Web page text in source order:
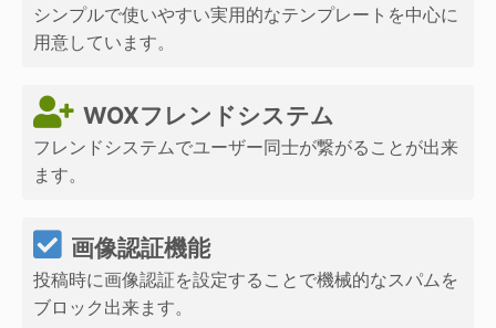
シンプルで使いやすい実用的なテンプレートを中心に
用意しています。
WOXフレンドシステム
フレンドシステムでユーザー同士が繋がることが出来
ます。
画像認証機能
投稿時に画像認証を設定することで機械的なスパムを
ブロック出来ます。